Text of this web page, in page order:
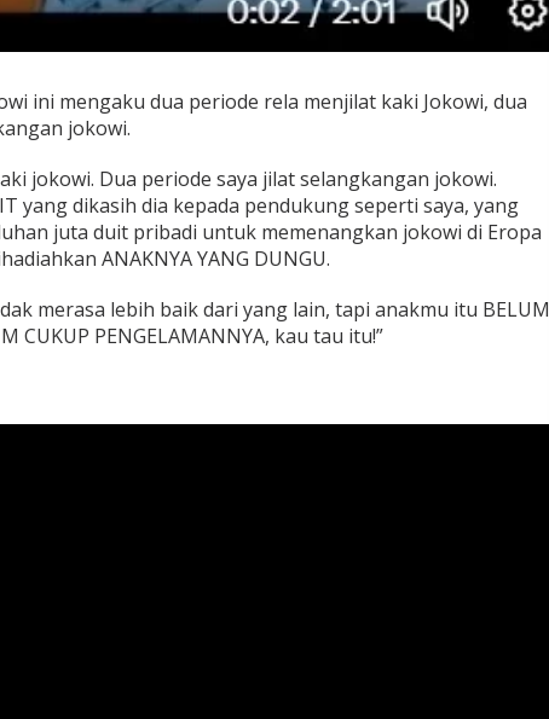
ini mengaku dua periode rela menjilat kaki Jokowi, dua
jokowi.
jokowi. Dua periode saya jilat selangkangan jokowi.
yang dikasih dia kepada pendukung seperti saya, yang
juta duit pribadi untuk memenangkan jokowi di Eropa
ANAKNYA YANG DUNGU.
merasa lebih baik dari yang lain, tapi anakmu itu BELUM
CUKUP PENGELAMANNYA, kau tau itu!”